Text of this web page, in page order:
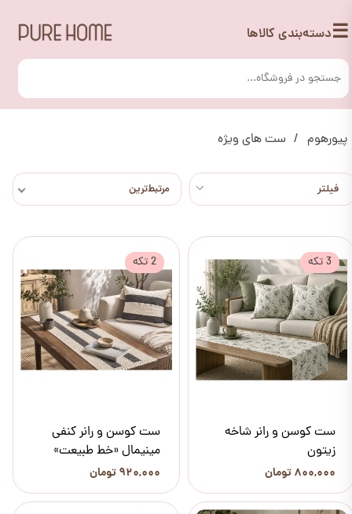
☰دسته‌بندی کالاها
پیورهوم ست های ویژه
مرتبط‌ترین
ست کوسن و رانر شاخه
زیتون
۸۰۰,۰۰۰ تومان
3 تکه
ست کوسن و رانر کنفی
مینیمال «خط طبیعت»
۹۲۰,۰۰۰ تومان
2 تکه